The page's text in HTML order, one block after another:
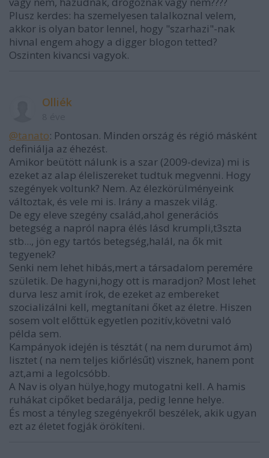
Plusz kerdes: ha szemelyesen talalkoznal velem,
akkor is olyan bator lennel, hogy "szarhazi"-nak
hivnal engem ahogy a digger blogon tetted?
Oszinten kivancsi vagyok.
Olliék
@tanato: Pontosan. Minden ország és régió másként
definiálja az éhezést.
Amikor beütött nálunk is a szar (2009-deviza) mi is
ezeket az alap éleliszereket tudtuk megvenni. Hogy
szegények voltunk? Nem. Az élezkörülményeink
változtak, és vele mi is. Irány a maszek világ.
De egy eleve szegény család,ahol generációs
betegség a napról napra élés lásd krumpli,t3szta
stb..., jön egy tartós betegség,halál, na ők mit
tegyenek?
Senki nem lehet hibás,mert a társadalom peremére
születik. De hagyni,hogy ott is maradjon? Most lehet
durva lesz amit írok, de ezeket az embereket
szocializálni kell, megtanítani őket az életre. Hiszen
sosem volt előttük egyetlen pozitív,követni való
példa sem.
Kampányok idején is tésztát ( na nem durumot ám)
lisztet ( na nem teljes kiőrlésűt) visznek, hanem pont
azt,ami a legolcsóbb.
A Nav is olyan hülye,hogy mutogatni kell. A hamis
ruhákat cipőket bedarálja, pedig lenne helye.
És most a tényleg szegényekről beszélek, akik ugyan
ezt az életet fogják örökíteni.